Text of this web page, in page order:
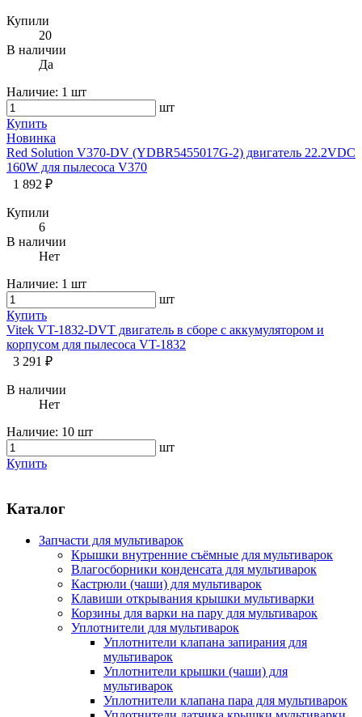
Купили
20
В наличии
Да
Наличие: 1 шт
шт
Купить
Новинка
Red Solution V370-DV (YDBR5455017G-2) двигатель 22.2VDC
160W для пылесоса V370
1 892 ₽
Купили
6
В наличии
Нет
Наличие: 1 шт
шт
Купить
Vitek VT-1832-DVT двигатель в сборе с аккумулятором и
корпусом для пылесоса VT-1832
3 291 ₽
В наличии
Нет
Наличие: 10 шт
шт
Купить
Каталог
Запчасти для мультиварок
Крышки внутренние съёмные для мультиварок
Влагосборники конденсата для мультиварок
Кастрюли (чаши) для мультиварок
Клавиши открывания крышки мультиварки
Корзины для варки на пару для мультиварок
Уплотнители для мультиварок
Уплотнители клапана запирания для
мультиварок
Уплотнители крышки (чаши) для
мультиварок
Уплотнители клапана пара для мультиварок